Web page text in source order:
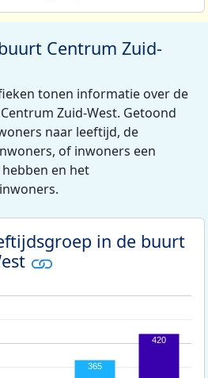
Centrum Zuid-
tonen informatie over de
Zuid-West. Getoond
naar leeftijd, de
of inwoners een
en het
in de buurt
365
420